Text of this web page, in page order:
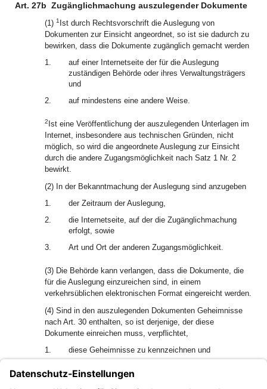
Art. 27b Zugänglichmachung auszulegender Dokumente
(1) 1 Ist durch Rechtsvorschrift die Auslegung von
Dokumenten zur Einsicht angeordnet, so ist sie dadurch zu
bewirken, dass die Dokumente zugänglich gemacht werden
1.
auf einer Internetseite der für die Auslegung
zuständigen Behörde oder ihres Verwaltungsträgers
und
2.
auf mindestens eine andere Weise.
2 Ist eine Veröffentlichung der auszulegenden Unterlagen im
Internet, insbesondere aus technischen Gründen, nicht
möglich, so wird die angeordnete Auslegung zur Einsicht
durch die andere Zugangsmöglichkeit nach Satz 1 Nr. 2
bewirkt.
(2) In der Bekanntmachung der Auslegung sind anzugeben
1.
der Zeitraum der Auslegung,
2.
die Internetseite, auf der die Zugänglichmachung
erfolgt, sowie
3.
Art und Ort der anderen Zugangsmöglichkeit.
(3) Die Behörde kann verlangen, dass die Dokumente, die
für die Auslegung einzureichen sind, in einem
verkehrsüblichen elektronischen Format eingereicht werden.
(4) Sind in den auszulegenden Dokumenten Geheimnisse
nach Art. 30 enthalten, so ist derjenige, der diese
Dokumente einreichen muss, verpflichtet,
1.
diese Geheimnisse zu kennzeichnen und
eine Darstellung vorzulegen, die den Inhalt der